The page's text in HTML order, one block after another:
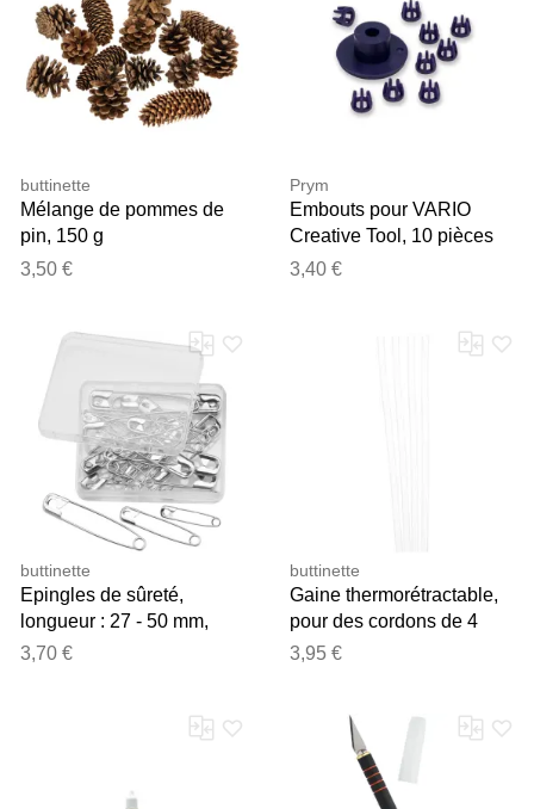
buttinette
Mélange de pommes de
pin, 150 g
3,50 €
Prym
Embouts pour VARIO
Creative Tool, 10 pièces
3,40 €
buttinette
Epingles de sûreté,
longueur : 27 - 50 mm,
contenu : 30 pièces
3,70 €
buttinette
Gaine thermorétractable,
pour des cordons de 4
mm, 4 pièces de 30 cm
3,95 €